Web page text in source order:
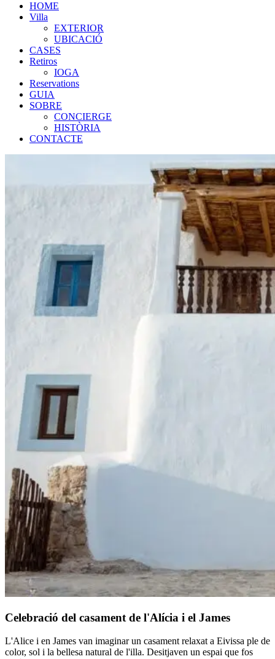
HOME
Villa
EXTERIOR
UBICACIÓ
CASES
Retiros
IOGA
Reservations
GUIA
SOBRE
CONCIERGE
HISTÒRIA
CONTACTE
Celebració del casament de l'Alícia i el James
L'Alice i en James van imaginar un casament relaxat a Eivissa ple de
color, sol i la bellesa natural de l'illa. Desitjaven un espai que fos